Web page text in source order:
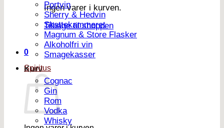
Ingen varer i kurven.
Tilbage til shoppen
0
Kurv
Portvin
Sherry & Hedvin
Skattekammeret
Magnum & Store Flasker
Alkoholfri vin
Smagekasser
Spiritus
Cognac
Gin
Rom
Vodka
Whisky